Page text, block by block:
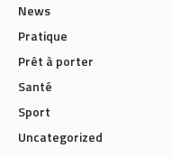
News
Pratique
Prêt à porter
Santé
Sport
Uncategorized